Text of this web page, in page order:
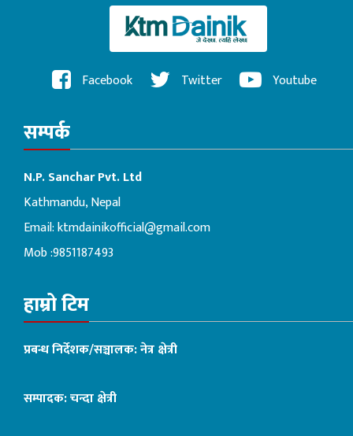
Facebook Twitter Youtube
सम्पर्क
N.P. Sanchar Pvt. Ltd
Kathmandu, Nepal
Email:ktmdainikofficial@gmail.com
Mob :9851187493
हाम्रो टिम
प्रबन्ध निर्देशक/सञ्चालक: नेत्र क्षेत्री
सम्पादक: चन्दा क्षेत्री